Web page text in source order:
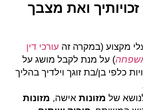
ואת מצבך
מקצוע (במקרה זה עורכי דין
משפחה) על מנת לקבל מושג על
כלפי בן/בת זוגך וילדיך בהליך
של מזונות אישה, מזונות